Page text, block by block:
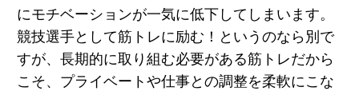
にモチベーションが一気に低下してしまいます。
競技選手として筋トレに励む！というのなら別で
すが、長期的に取り組む必要がある筋トレだから
こそ、 プライベートや仕事との調整を柔軟にこな